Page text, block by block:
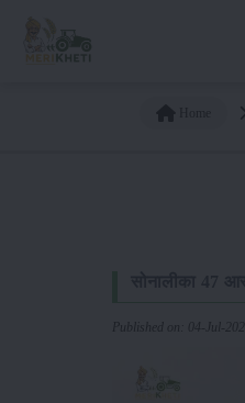
Published on: 04-Jul-2026